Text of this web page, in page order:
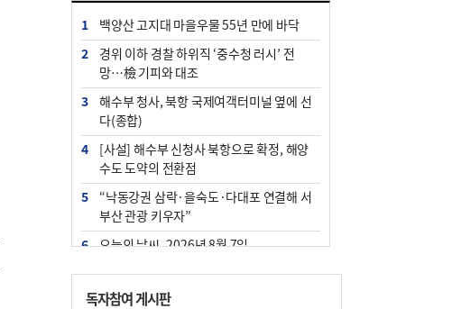
1
백양산 고지대 마을우물 55년 만에 바닥
2
경위 이하 경찰 하위직 ‘중수청 러시’ 전
망…檢 기피와 대조
3
해수부 청사, 북항 국제여객터미널 옆에 선
다(종합)
4
[사설] 해수부 신청사 북항으로 확정, 해양
수도 도약의 전환점
5
“낙동강권 삼락·을숙도·다대포 연결해 서
부산 관광 키우자”
6
오늘의 날씨- 2026년 8월 7일
7
부울경 주말부터 비소식…‘극한 폭염’ 한풀
꺾일 듯
독자참여 게시판